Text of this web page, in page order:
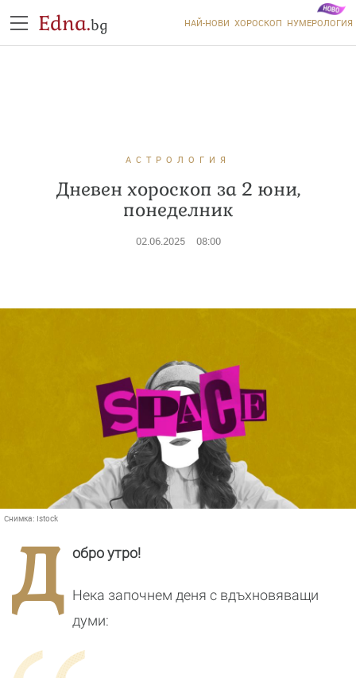
Edna.bg НАЙ-НОВИ ХОРОСКОП НУМЕРОЛОГИЯ
АСТРОЛОГИЯ
Дневен хороскоп за 2 юни,
понеделник
02.06.2025 08:00
Снимка: Istock
Д обро утро!
Нека започнем деня с вдъхновяващи
думи: